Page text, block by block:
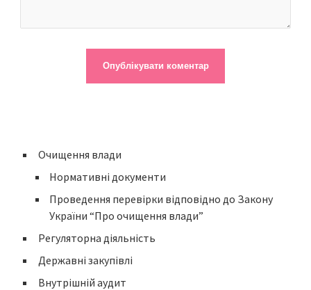
Очищення влади
Нормативні документи
Проведення перевірки відповідно до Закону
України “Про очищення влади”
Регуляторна діяльність
Державні закупівлі
Внутрішній аудит